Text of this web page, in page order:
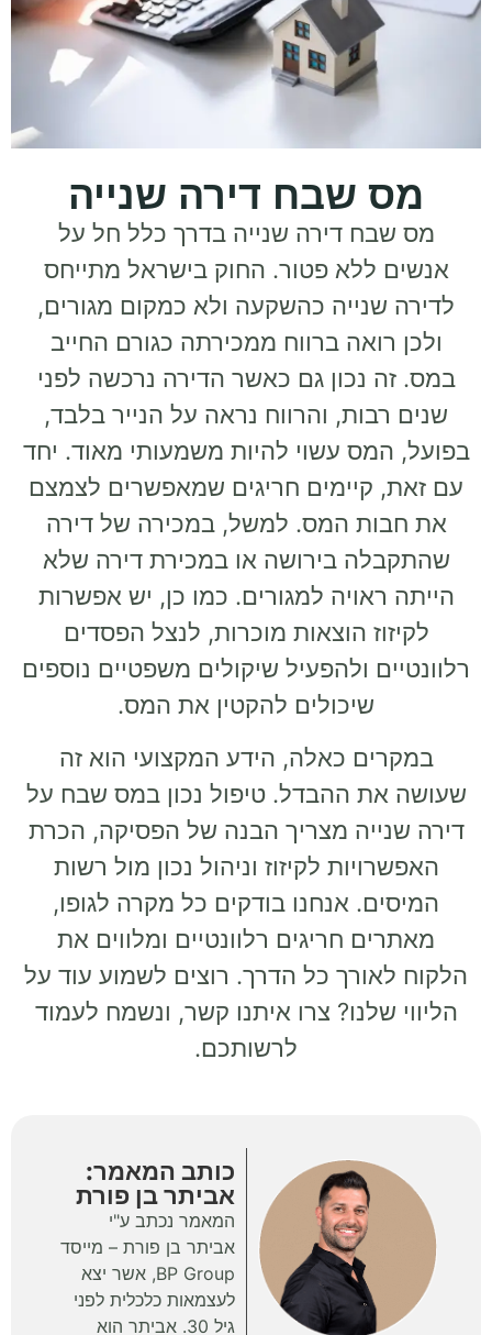
מס שבח דירה שנייה
מס שבח דירה שנייה בדרך כלל חל על
אנשים ללא פטור. החוק בישראל מתייחס
לדירה שנייה כהשקעה ולא כמקום מגורים,
ולכן רואה ברווח ממכירתה כגורם החייב
במס. זה נכון גם כאשר הדירה נרכשה לפני
שנים רבות, והרווח נראה על הנייר בלבד,
בפועל, המס עשוי להיות משמעותי מאוד. יחד
עם זאת, קיימים חריגים שמאפשרים לצמצם
את חבות המס. למשל, במכירה של דירה
שהתקבלה בירושה או במכירת דירה שלא
הייתה ראויה למגורים. כמו כן, יש אפשרות
לקיזוז הוצאות מוכרות, לנצל הפסדים
רלוונטיים ולהפעיל שיקולים משפטיים נוספים
שיכולים להקטין את המס.
במקרים כאלה, הידע המקצועי הוא זה
שעושה את ההבדל. טיפול נכון במס שבח על
דירה שנייה מצריך הבנה של הפסיקה, הכרת
האפשרויות לקיזוז וניהול נכון מול רשות
המיסים. אנחנו בודקים כל מקרה לגופו,
מאתרים חריגים רלוונטיים ומלווים את
הלקוח לאורך כל הדרך. רוצים לשמוע עוד על
הליווי שלנו? צרו איתנו קשר, ונשמח לעמוד
לרשותכם.
כותב המאמר:
אביתר בן פורת
המאמר נכתב ע"י
אביתר בן פורת – מייסד
BP Group, אשר יצא
לעצמאות כלכלית לפני
גיל 30. אביתר הוא